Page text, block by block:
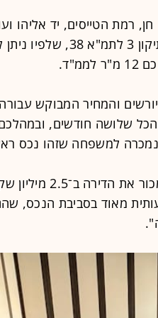
חן, רמת הטייסים, יד אליהו
ברובע זכאים לתוספות מלאות על פי
הכל שלושה חודשים,
למשפחה שזהו נכס
לוי מוסיף כי "לפני שנה